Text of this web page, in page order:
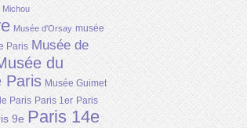
Michou
Musée d'Orsay musée
Paris Musée de
du
Paris Musée Guimet
Paris Paris 1er Paris
9e Paris 14e